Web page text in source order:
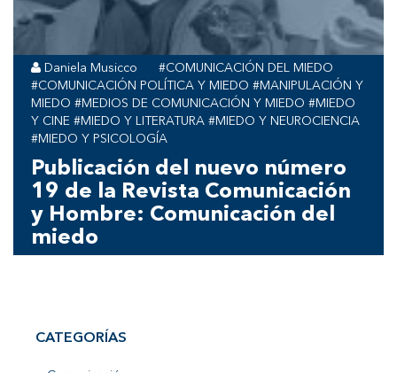
Daniela Musicco
#COMUNICACIÓN DEL MIEDO
#COMUNICACIÓN POLÍTICA Y MIEDO #MANIPULACIÓN Y
MIEDO #MEDIOS DE COMUNICACIÓN Y MIEDO #MIEDO
Y CINE #MIEDO Y LITERATURA #MIEDO Y NEUROCIENCIA
#MIEDO Y PSICOLOGÍA
Publicación del nuevo número
19 de la Revista Comunicación
y Hombre: Comunicación del
miedo
CATEGORÍAS